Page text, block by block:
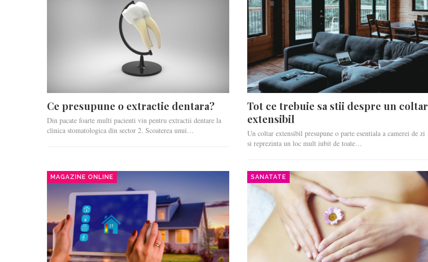
Ce presupune o extractie dentara?
Din pacate foarte multi pacienti vin pentru extractii dentare la
clinica stomatologica din sector 2. Scoaterea unui…
Tot ce trebuie sa stii despre un coltar
extensibil
Un coltar extensibil presupune o parte esentiala a camerei de zi
si reprezinta un loc mult iubit de toate…
MAGAZINE ONLINE SANATATE